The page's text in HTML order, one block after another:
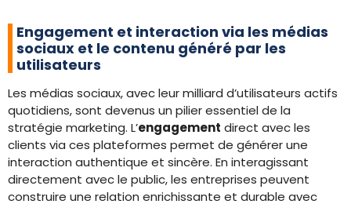
Engagement et interaction via les médias
sociaux et le contenu généré par les
utilisateurs
Les médias sociaux, avec leur milliard d’utilisateurs actifs
quotidiens, sont devenus un pilier essentiel de la
stratégie marketing. L’engagement direct avec les
clients via ces plateformes permet de générer une
interaction authentique et sincère. En interagissant
directement avec le public, les entreprises peuvent
construire une relation enrichissante et durable avec